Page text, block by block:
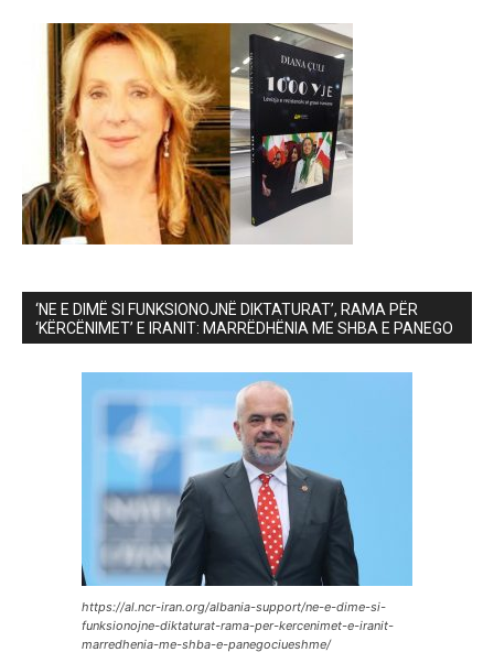
‘NE E DIMË SI FUNKSIONOJNË DIKTATURAT’, RAMA PËR
‘KËRCËNIMET’ E IRANIT: MARRËDHËNIA ME SHBA E PANEGO
https://al.ncr-iran.org/albania-support/ne-e-dime-si-
funksionojne-diktaturat-rama-per-kercenimet-e-iranit-
marredhenia-me-shba-e-panegociueshme/